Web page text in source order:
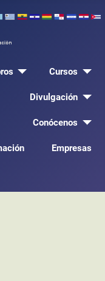
Cursos
Divulgación
Conócenos
Empresas